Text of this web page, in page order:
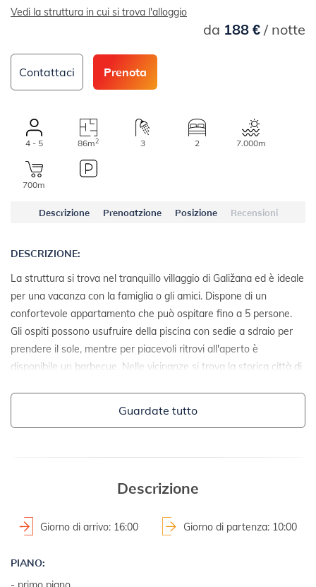
Vedi la struttura in cui si trova l'alloggio
da 188 €/ notte
Contattaci Prenota
4 - 5 86m2 3 2 7.000m
700m
Descrizione Prenoatzione Posizione Recensioni
DESCRIZIONE:
La struttura si trova nel tranquillo villaggio di Galižana ed è ideale
per una vacanza con la famiglia o gli amici. Dispone di un
confortevole appartamento che può ospitare fino a 5 persone.
Gli ospiti possono usufruire della piscina con sedie a sdraio per
prendere il sole, mentre per piacevoli ritrovi all'aperto è
disponibile un barbecue. Nelle vicinanze si trova la storica città di
- superficie del terreno: 630 m
- terreno recintato
Guardate tutto
Descrizione
Giorno di arrivo: 16:00 Giorno di partenza: 10:00
PIANO: